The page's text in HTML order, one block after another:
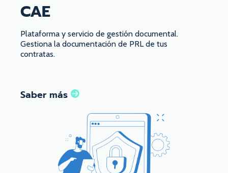
CAE
Plataforma y servicio de gestión documental.
Gestiona la documentación de PRL de tus
contratas.
Saber más